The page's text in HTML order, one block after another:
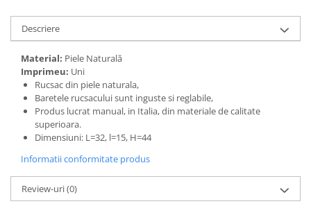
Descriere
Material: Piele Naturală
Imprimeu: Uni
Rucsac din piele naturala,
Baretele rucsacului sunt inguste si reglabile,
Produs lucrat manual, in Italia, din materiale de calitate
superioara.
Dimensiuni: L=32, l=15, H=44
Informatii conformitate produs
Review-uri(0)